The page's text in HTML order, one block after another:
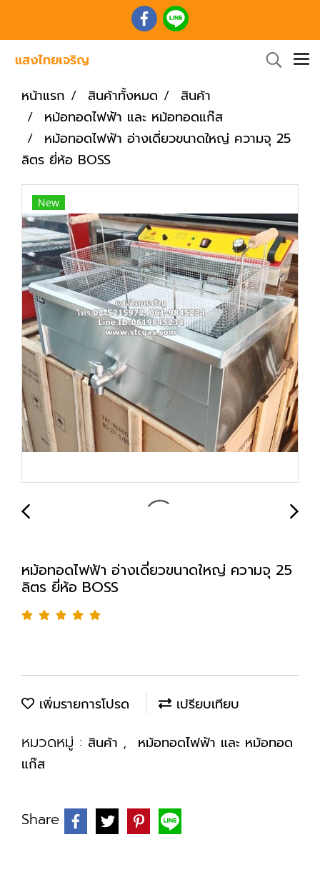
หน้าแรก สินค้าทั้งหมด
สินค้า
หม้อทอดไฟฟ้า และ หม้อทอดแก๊ส
หม้อทอดไฟฟ้า อ่างเดี่ยวขนาดใหญ่ ความจุ 25
ลิตร ยี่ห้อ BOSS
New
หม้อทอดไฟฟ้า อ่างเดี่ยวขนาดใหญ่ ความจุ 25
ลิตร ยี่ห้อ BOSS
เพิ่มรายการโปรด เปรียบเทียบ
หมวดหมู่ : สินค้า ,
หม้อทอดไฟฟ้า และ หม้อทอด
แก๊ส
Share